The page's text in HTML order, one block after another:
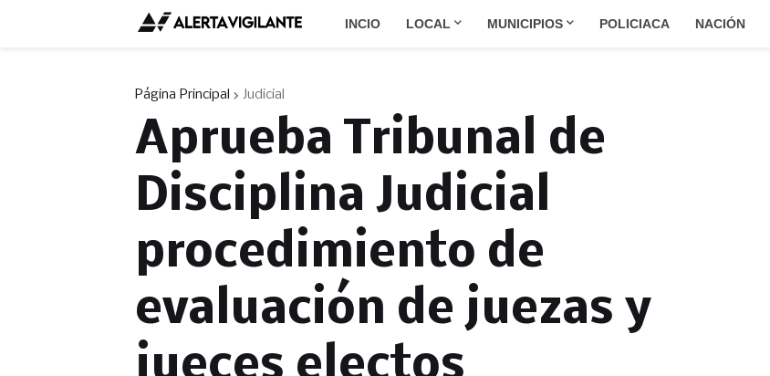
INCIO LOCAL MUNICIPIOS POLICIACA NACIÓN
Página Principal Judicial
Aprueba Tribunal de
Disciplina Judicial
procedimiento de
evaluación de juezas y